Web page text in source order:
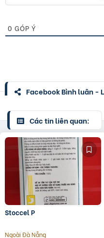
0 GÓP Ý
Facebook Bình luận -
Các tin liên quan:
Stoccel P
Ngoài Đà Nẵng